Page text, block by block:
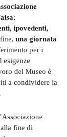
;
ipovedenti,
una giornata
per i
esigenze
del Museo è
a condividere la
fine di